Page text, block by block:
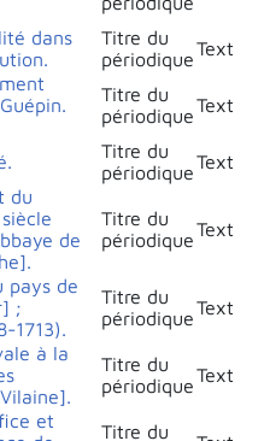
dans
Titre du
périodiqueText
Titre du
périodiqueText
Titre du
périodiqueText
du
de
Titre du
périodiqueText
pays de
;
1713).
Titre du
périodiqueText
à la
Titre du
périodiqueText
et
Titre du